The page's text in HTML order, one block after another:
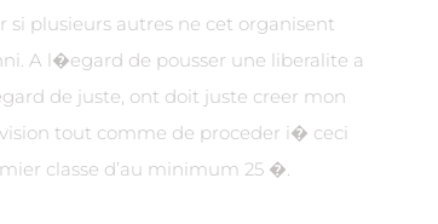
si plusieurs autres ne cet organisent
A l�egard de pousser une liberalite a
de juste, ont doit juste creer mon
tout comme de proceder i� ceci
classe d’au minimum 25 �.